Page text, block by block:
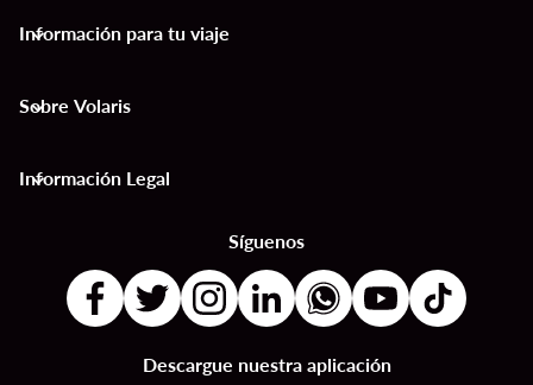
Información para tu viaje
keyboard_arrow_down
Sobre Volaris
keyboard_arrow_down
Información Legal
keyboard_arrow_down
Síguenos
Descargue nuestra aplicación